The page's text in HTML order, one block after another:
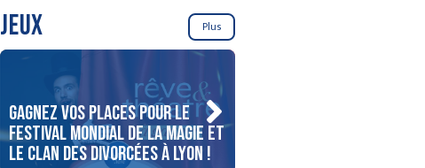
JEUX Plus
Gagnez vos places pour le
Festival Mondial de la Magie et
Le Clan des Divorcées à Lyon !